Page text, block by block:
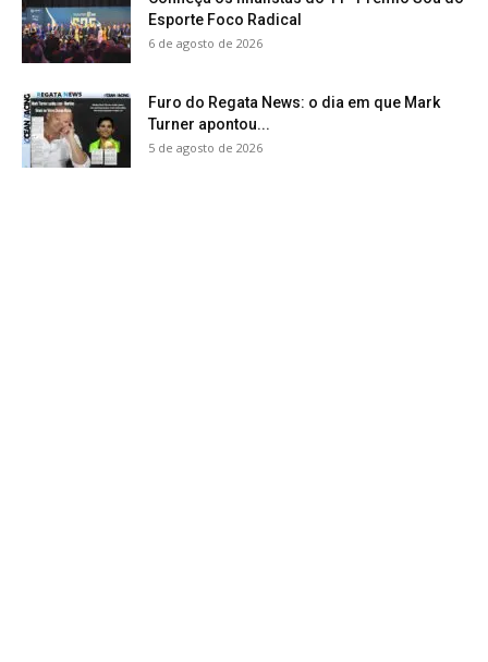
Esporte Foco Radical
6 de agosto de 2026
Furo do Regata News: o dia em que Mark
Turner apontou...
5 de agosto de 2026